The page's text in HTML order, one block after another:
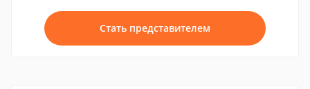
Стать представителем